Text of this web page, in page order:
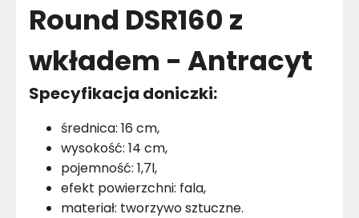
Marka
Montaż Złożony
Round DSR160 z
wkładem - Antracyt
Specyfikacja doniczki:
średnica: 16 cm,
wysokość: 14 cm,
pojemność: 1,7l,
efekt powierzchni: fala,
materiał: tworzywo sztuczne.